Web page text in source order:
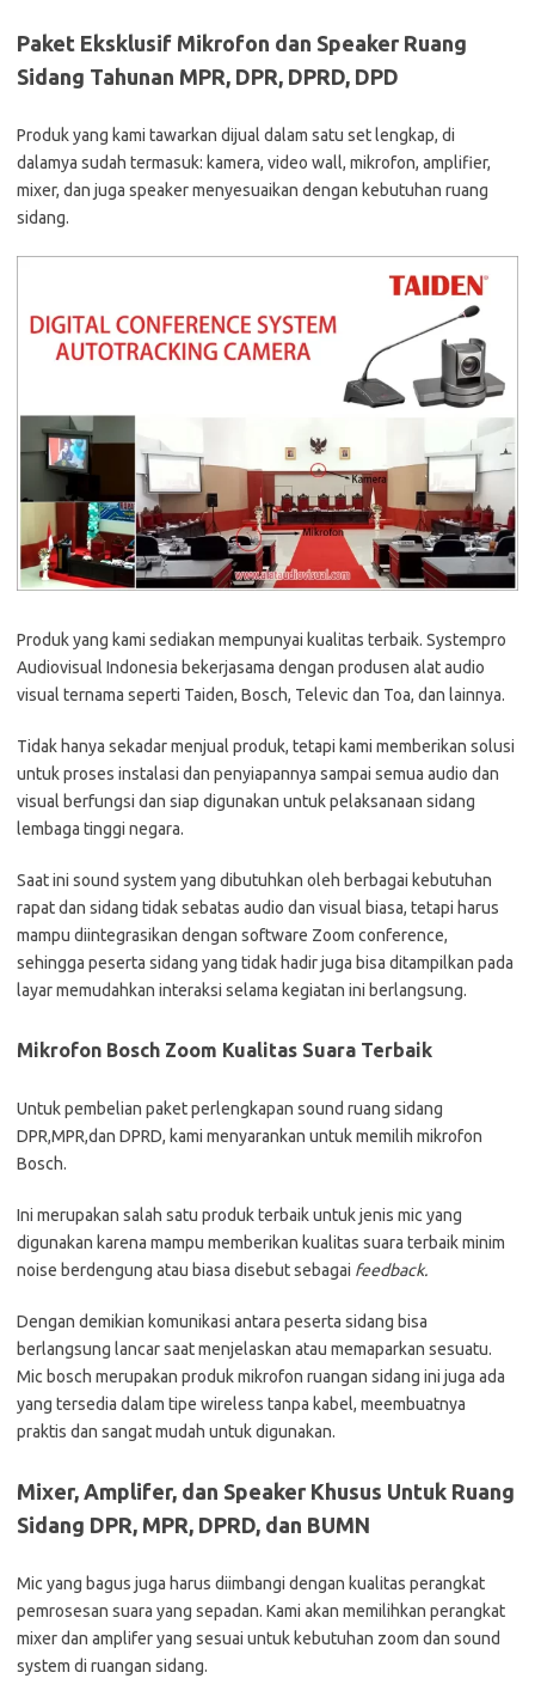
Paket Eksklusif Mikrofon dan Speaker Ruang
Sidang Tahunan MPR, DPR, DPRD, DPD
Produk yang kami tawarkan dijual dalam satu set lengkap, di
dalamya sudah termasuk: kamera, video wall, mikrofon, amplifier,
mixer, dan juga speaker menyesuaikan dengan kebutuhan ruang
sidang.
Produk yang kami sediakan mempunyai kualitas terbaik. Systempro
Audiovisual Indonesia bekerjasama dengan produsen alat audio
visual ternama seperti Taiden, Bosch, Televic dan Toa, dan lainnya.
Tidak hanya sekadar menjual produk, tetapi kami memberikan solusi
untuk proses instalasi dan penyiapannya sampai semua audio dan
visual berfungsi dan siap digunakan untuk pelaksanaan sidang
lembaga tinggi negara.
Saat ini sound system yang dibutuhkan oleh berbagai kebutuhan
rapat dan sidang tidak sebatas audio dan visual biasa, tetapi harus
mampu diintegrasikan dengan software Zoom conference,
sehingga peserta sidang yang tidak hadir juga bisa ditampilkan pada
layar memudahkan interaksi selama kegiatan ini berlangsung.
Mikrofon Bosch Zoom Kualitas Suara Terbaik
Untuk pembelian paket perlengkapan sound ruang sidang
DPR,MPR,dan DPRD, kami menyarankan untuk memilih mikrofon
Bosch.
Ini merupakan salah satu produk terbaik untuk jenis mic yang
digunakan karena mampu memberikan kualitas suara terbaik minim
noise berdengung atau biasa disebut sebagai feedback.
Dengan demikian komunikasi antara peserta sidang bisa
berlangsung lancar saat menjelaskan atau memaparkan sesuatu.
Mic bosch merupakan produk mikrofon ruangan sidang ini juga ada
yang tersedia dalam tipe wireless tanpa kabel, meembuatnya
praktis dan sangat mudah untuk digunakan.
Mixer, Amplifer, dan Speaker Khusus Untuk Ruang
Sidang DPR, MPR, DPRD, dan BUMN
Mic yang bagus juga harus diimbangi dengan kualitas perangkat
pemrosesan suara yang sepadan. Kami akan memilihkan perangkat
mixer dan amplifer yang sesuai untuk kebutuhan zoom dan sound
system di ruangan sidang.